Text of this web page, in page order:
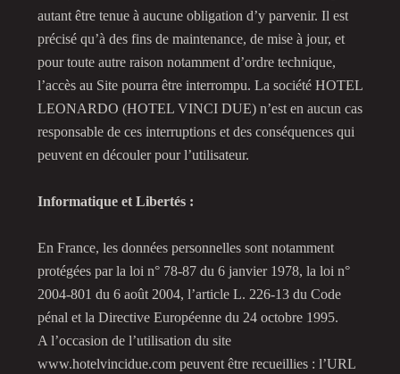
autant être tenue à aucune obligation d’y parvenir. Il est
précisé qu’à des fins de maintenance, de mise à jour, et
pour toute autre raison notamment d’ordre technique,
l’accès au Site pourra être interrompu. La société HOTEL
LEONARDO (HOTEL VINCI DUE) n’est en aucun cas
responsable de ces interruptions et des conséquences qui
peuvent en découler pour l’utilisateur.
Informatique et Libertés :
En France, les données personnelles sont notamment
protégées par la loi n° 78-87 du 6 janvier 1978, la loi n°
2004-801 du 6 août 2004, l’article L. 226-13 du Code
pénal et la Directive Européenne du 24 octobre 1995.
A l’occasion de l’utilisation du site
www.hotelvincidue.com peuvent être recueillies : l’URL